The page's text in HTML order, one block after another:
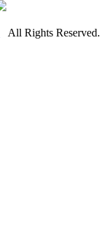
All Rights Reserved.